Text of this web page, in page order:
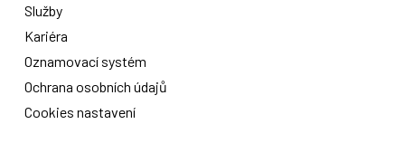
Služby
Kariéra
Oznamovací systém
Ochrana osobních údajů
Cookies nastavení